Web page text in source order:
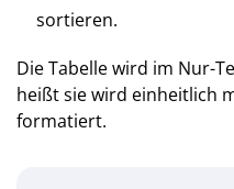
sortieren.
Die Tabelle wird im Nur-
heißt sie wird einheitlich
formatiert.